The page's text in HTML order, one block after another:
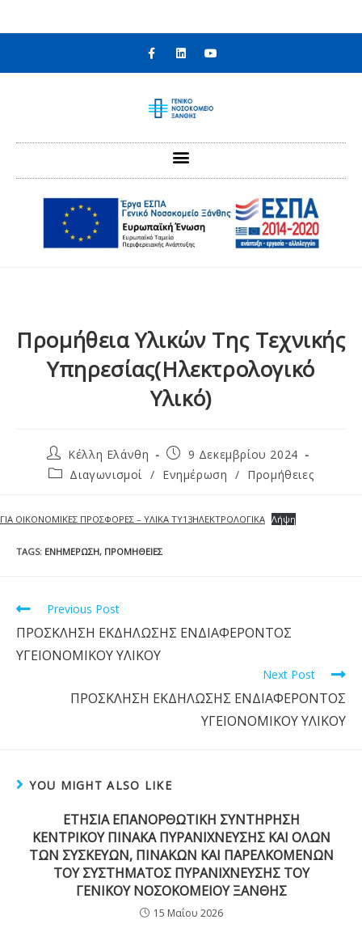
Προμήθεια Υλικών Της Τεχνικής
Υπηρεσίας(Ηλεκτρολογικό
Υλικό)
Κέλλη Ελάνθη
9 Δεκεμβρίου 2024
Διαγωνισμοί / Ενημέρωση / Προμήθειες
ΓΙA ΟΙΚΟΝΟΜΙΚΕΣ ΠΡΟΣΦΟΡΕΣ – ΥΛΙΚΑ ΤΥ13ΗΛΕΚΤΡΟΛΟΓΙΚΑ Λήψη
TAGS: ΕΝΗΜΈΡΩΣΗ, ΠΡΟΜΉΘΕΙΕΣ
Previous Post
ΠΡΟΣΚΛΗΣΗ ΕΚΔΗΛΩΣΗΣ ΕΝΔΙΑΦΕΡΟΝΤΟΣ
ΥΓΕΙΟΝΟΜΙΚΟΥ ΥΛΙΚΟΥ
Next Post
ΠΡΟΣΚΛΗΣΗ ΕΚΔΗΛΩΣΗΣ ΕΝΔΙΑΦΕΡΟΝΤΟΣ
ΥΓΕΙΟΝΟΜΙΚΟΥ ΥΛΙΚΟΥ
YOU MIGHT ALSO LIKE
ΕΤΗΣΙΑ ΕΠΑΝΟΡΘΩΤΙΚΗ ΣΥΝΤΗΡΗΣΗ
ΚΕΝΤΡΙΚΟΥ ΠΙΝΑΚΑ ΠΥΡΑΝΙΧΝΕΥΣΗΣ ΚΑΙ ΟΛΩΝ
ΤΩΝ ΣΥΣΚΕΥΩΝ, ΠΙΝΑΚΩΝ ΚΑΙ ΠΑΡΕΛΚΟΜΕΝΩΝ
ΤΟΥ ΣΥΣΤΗΜΑΤΟΣ ΠΥΡΑΝΙΧΝΕΥΣΗΣ ΤΟΥ
ΓΕΝΙΚΟΥ ΝΟΣΟΚΟΜΕΙΟΥ ΞΑΝΘΗΣ
15 Μαΐου 2026